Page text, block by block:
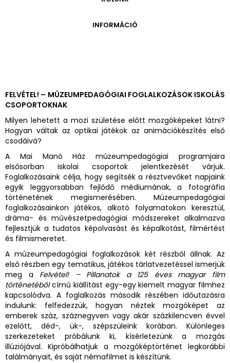
PÉCSI JÓZSEF - A NÉVADÓ
ARCHÍVUM 2014-2018
INFORMÁCIÓ
MEGKÖZELÍTÉS
FELVÉTEL! – MÚZEUMPEDAGÓGIAI FOGLALKOZÁSOK ISKOLÁS
CSOPORTOKNAK
Milyen lehetett a mozi születése előtt mozgóképeket látni?
Hogyan váltak az optikai játékok az animációkészítés első
csodáivá?
A Mai Manó Ház múzeumpedagógiai programjaira
elsősorban iskolai csoportok jelentkezését várjuk.
Foglalkozásaink célja, hogy segítsék a résztvevőket napjaink
egyik leggyorsabban fejlődő médiumának, a fotográfia
történetének megismerésében. Múzeumpedagógiai
foglalkozásainkon játékos, alkotó folyamatokon keresztül,
dráma- és művészetpedagógiai módszereket alkalmazva
fejlesztjük a tudatos képolvasást és képalkotást, filmértést
és filmismeretet.
A múzeumpedagógiai foglalkozások két részből állnak. Az
első részben egy tematikus, játékos tárlatvezetéssel ismerjük
meg a Felvétel! – Pillanatok a 125 éves magyar film
történetébőlcímű kiállítást egy-egy kiemelt magyar filmhez
kapcsolódva. A foglalkozás második részében időutazásra
indulunk: felfedezzük, hogyan néztek mozgóképet az
emberek száz, száznegyven vagy akár százkilencven évvel
ezelőtt, déd-, ük-, szépszüleink korában. Különleges
szerkezeteket próbálunk ki, kísérletezünk a mozgás
illúziójával. Kipróbálhatjuk a mozgóképtörténet legkorábbi
találmányait, és saját némafilmet is készítünk.